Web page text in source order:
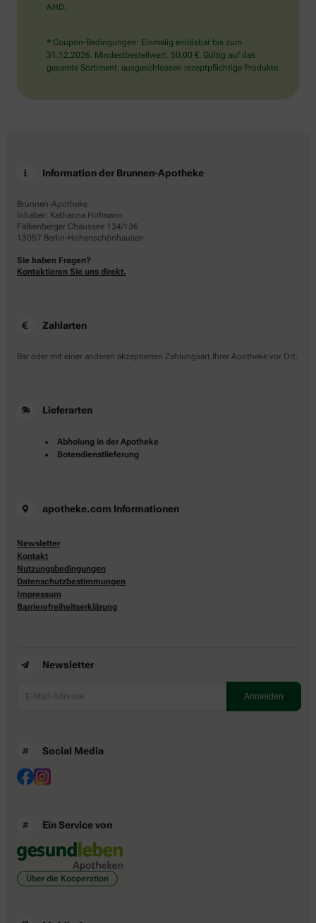
AHD.
* Coupon-Bedingungen: Einmalig einlösbar bis zum
31.12.2026. Mindestbestellwert: 50,00 €. Gültig auf das
gesamte Sortiment, ausgeschlossen rezeptpflichtige Produkte.
Information der Brunnen-Apotheke
Brunnen-Apotheke
Inhaber: Katharina Hofmann
Falkenberger Chaussee 134/136
13057 Berlin-Hohenschönhausen
Sie haben Fragen?
Kontaktieren Sie uns direkt.
Zahlarten
Bar oder mit einer anderen akzeptierten Zahlungsart Ihrer Apotheke vor Ort.
Lieferarten
Abholung in der Apotheke
Botendienstlieferung
apotheke.com Informationen
Newsletter
Kontakt
Nutzungsbedingungen
Datenschutzbestimmungen
Impressum
Barrierefreiheitserklärung
Newsletter
Social Media
Ein Service von
Über die Kooperation